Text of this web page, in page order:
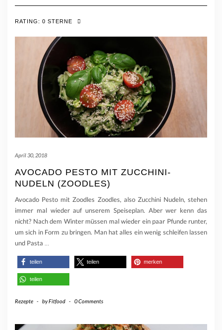
RATING: 0 STERNE
April 30, 2018
AVOCADO PESTO MIT ZUCCHINI-
NUDELN (ZOODLES)
Avocado Pesto mit Zoodles Zoodles, also Zucchini Nudeln, stehen
immer mal wieder auf unserem Speiseplan. Aber wer kenn das
nicht? Nach dem Winter müssen mal wieder ein paar Pfunde runter,
um sich in Form zu bringen. Man hat alles ein wenig schleifen lassen
und Pasta …
teilen teilen merken
teilen
Rezepte - byFitfood - 0 Comments